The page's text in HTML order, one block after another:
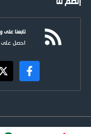
تابعنا على
احصل على
newspoots.com • جميع الحقوق © محفوظة لموقع